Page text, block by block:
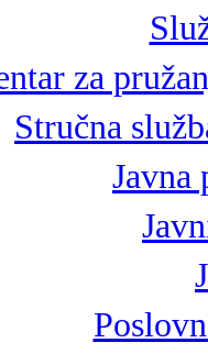
za
Stručna
Javna